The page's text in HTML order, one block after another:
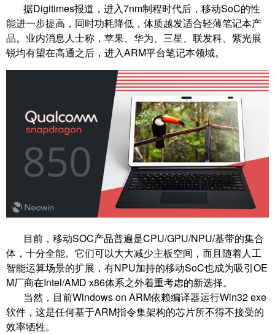
据Digitimes报道，进入7nm制程时代后，移动SoC的性
能进一步提高，同时功耗降低，体质越发适合轻薄笔记本产
品。业内消息人士称，苹果、华为、三星、联发科、紫光展
锐均有望在高通之后，进入ARM平台笔记本领域。
目前，移动SOC产品普遍是CPU/GPU/NPU/基带的集合
体，十分全能。它们可以大大减少主板空间，而且随着人工
智能运算场景的扩展，有NPU加持的移动SoC也成为吸引OE
M厂商在Intel/AMD x86体系之外着重考虑的新选择。
当然，目前Windows on ARM依赖编译器运行Win32 exe
软件，这是任何基于ARM指令集架构的芯片所不得不接受的
效率牺牲。